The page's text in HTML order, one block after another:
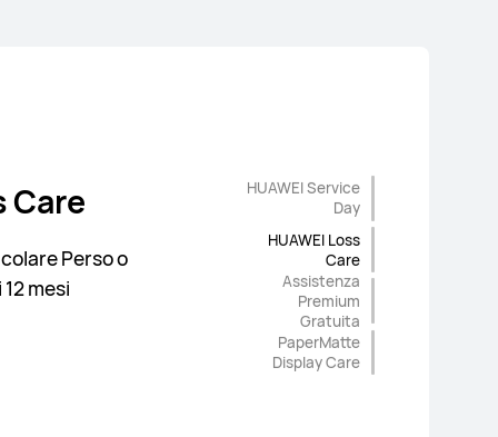
Care
visibilità dei micro
Care
Perso o
mesi
HUAWEI Service
Day
HUAWEI Loss
Care
Assistenza
Premium
Gratuita
PaperMatte
Display Care